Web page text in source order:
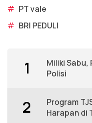
# PT vale
# BRI PEDULI
1
Miliki Sabu,
Polisi
2
Program
Harapan di